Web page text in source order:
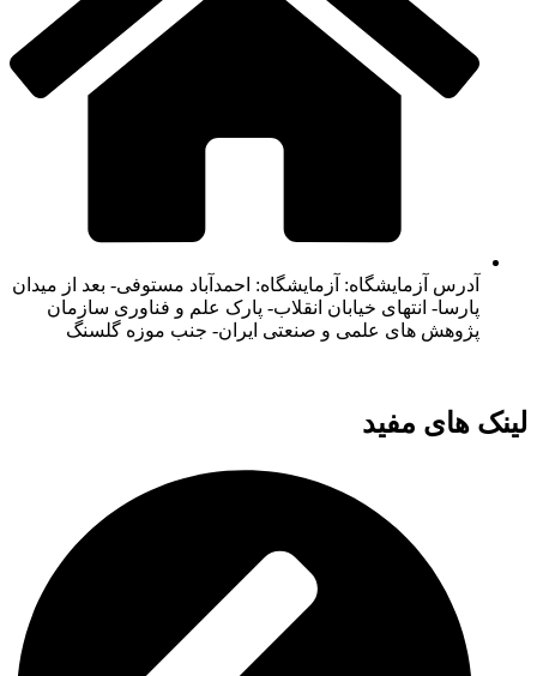
آدرس آزمایشگاه: آزمایشگاه: احمدآباد مستوفی- بعد از میدان
پارسا- انتهای خیابان انقلاب- پارک علم و فناوری سازمان
پژوهش های علمی و صنعتی ایران- جنب موزه گلسنگ
لینک های مفید